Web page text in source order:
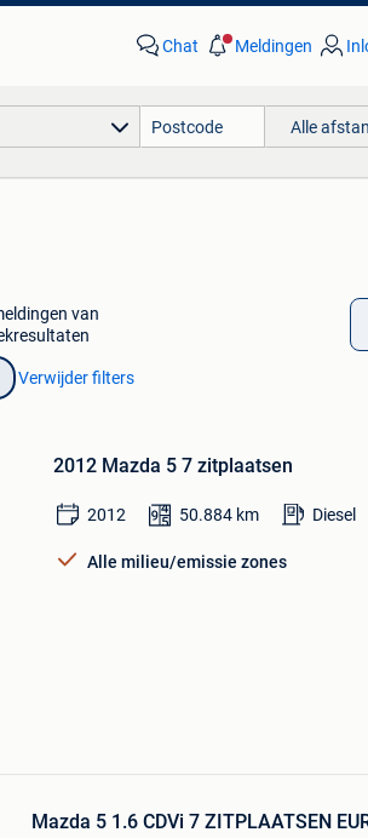
Chat Meldingen
Alle
van
Verwijder filters
2012 Mazda 5 7 zitplaatsen
2012 50.884 km Diesel
Alle milieu/emissie zones
Mazda 5 1.6 CDVi 7 ZITPLAATSEN